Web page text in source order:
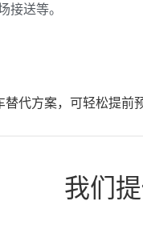
接送等。
代方案，可轻松提前
我们